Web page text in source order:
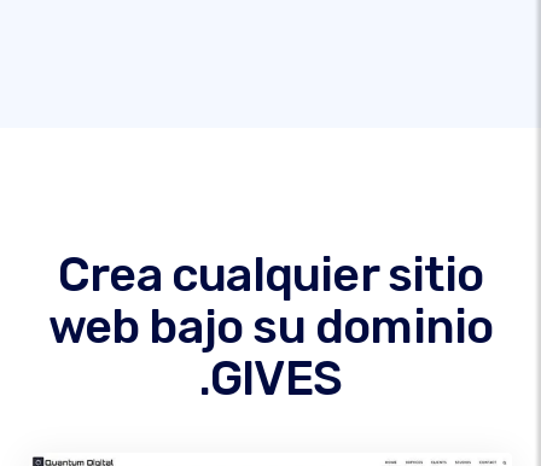
Crea cualquier sitio
web bajo su dominio
.GIVES